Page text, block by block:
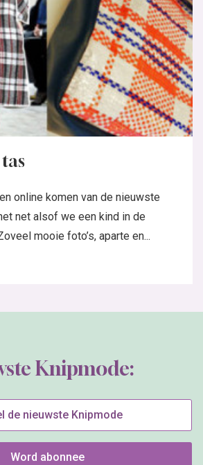
online komen van de nieuwste
net alsof we een kind in de
mooie foto’s, aparte en...
Knipmode:
de nieuwste Knipmode
Word abonnee